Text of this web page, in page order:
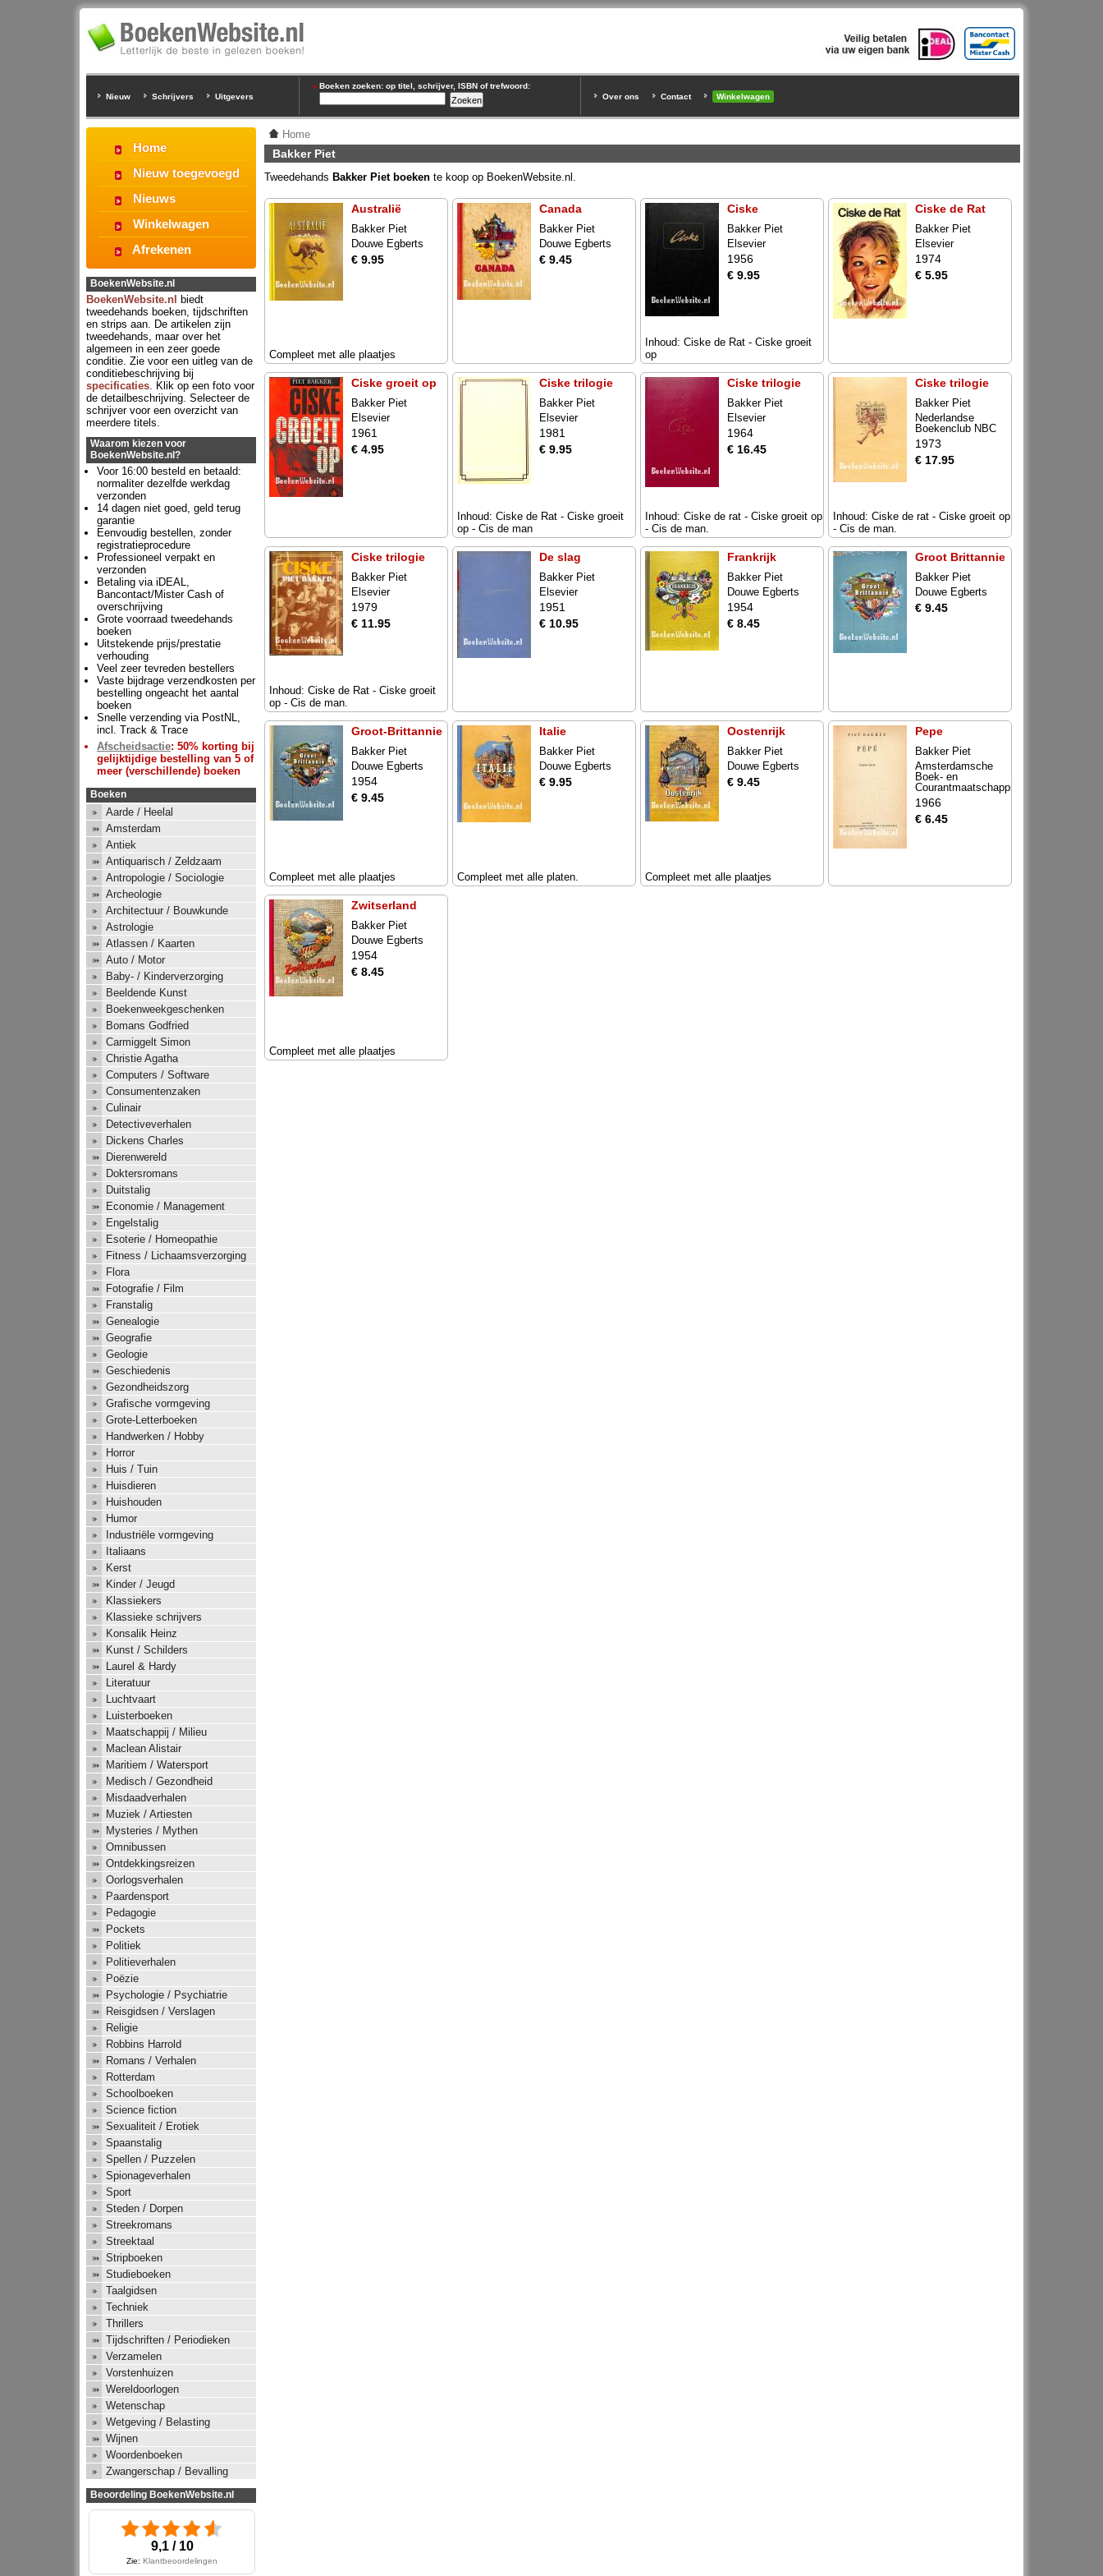
Nieuw Schrijvers Uitgevers
Boeken zoeken: op titel, schrijver, ISBN of trefwoord:
Over ons
Contact Winkelwagen
Home
Bakker Piet
Tweedehands Bakker Piet boeken te koop op BoekenWebsite.nl.
Australië
Bakker Piet
Douwe Egberts
€ 9.95
Compleet met alle plaatjes
Canada
Bakker Piet
Douwe Egberts
€ 9.45
Ciske
Bakker Piet
Elsevier
1956
€ 9.95
Inhoud: Ciske de Rat - Ciske groeit
op
Ciske de Rat
Bakker Piet
Elsevier
1974
€ 5.95
Ciske groeit op
Bakker Piet
Elsevier
1961
€ 4.95
Ciske trilogie
Bakker Piet
Elsevier
1981
€ 9.95
Inhoud: Ciske de Rat - Ciske groeit
op - Cis de man
Ciske trilogie
Bakker Piet
Elsevier
1964
€ 16.45
Inhoud: Ciske de rat - Ciske groeit op
- Cis de man.
Ciske trilogie
Bakker Piet
Nederlandse
Boekenclub NBC
1973
€ 17.95
Inhoud: Ciske de rat - Ciske groeit op
- Cis de man.
Ciske trilogie
Bakker Piet
Elsevier
1979
€ 11.95
Inhoud: Ciske de Rat - Ciske groeit
op - Cis de man.
De slag
Bakker Piet
Elsevier
1951
€ 10.95
Frankrijk
Bakker Piet
Douwe Egberts
1954
€ 8.45
Groot Brittannie
Bakker Piet
Douwe Egberts
€ 9.45
Groot-Brittannie
Bakker Piet
Douwe Egberts
1954
€ 9.45
Compleet met alle plaatjes
Italie
Bakker Piet
Douwe Egberts
€ 9.95
Compleet met alle platen.
Oostenrijk
Bakker Piet
Douwe Egberts
€ 9.45
Compleet met alle plaatjes
Pepe
Bakker Piet
Amsterdamsche
Boek- en
Courantmaatschappij
1966
€ 6.45
Zwitserland
Bakker Piet
Douwe Egberts
1954
€ 8.45
Compleet met alle plaatjes
Home
Nieuw toegevoegd
Nieuws
Winkelwagen
Afrekenen
BoekenWebsite.nl
BoekenWebsite.nl
biedt
tweedehands boeken, tijdschriften
en strips aan. De artikelen zijn
tweedehands, maar over het
algemeen in een zeer goede
conditie. Zie voor een uitleg van de
conditiebeschrijving bij
specificaties. Klik op een foto voor
de detailbeschrijving. Selecteer de
schrijver voor een overzicht van
meerdere titels.
Waarom kiezen voor
BoekenWebsite.nl?
Voor 16:00 besteld en betaald:
normaliter dezelfde werkdag
verzonden
14 dagen niet goed, geld terug
garantie
Eenvoudig bestellen, zonder
registratieprocedure
Professioneel verpakt en
verzonden
Betaling via iDEAL,
Bancontact/Mister Cash of
overschrijving
Grote voorraad tweedehands
boeken
Uitstekende prijs/prestatie
verhouding
Veel zeer tevreden bestellers
Vaste bijdrage verzendkosten per
bestelling ongeacht het aantal
boeken
Snelle verzending via PostNL,
incl. Track & Trace
Afscheidsactie: 50% korting bij
gelijktijdige bestelling van 5 of
meer (verschillende) boeken
Boeken
Aarde / Heelal
Amsterdam
Antiek
Antiquarisch / Zeldzaam
Antropologie / Sociologie
Archeologie
Architectuur / Bouwkunde
Astrologie
Atlassen / Kaarten
Auto / Motor
Baby- / Kinderverzorging
Beeldende Kunst
Boekenweekgeschenken
Bomans Godfried
Carmiggelt Simon
Christie Agatha
Computers / Software
Consumentenzaken
Culinair
Detectiveverhalen
Dickens Charles
Dierenwereld
Doktersromans
Duitstalig
Economie / Management
Engelstalig
Esoterie / Homeopathie
Fitness / Lichaamsverzorging
Flora
Fotografie / Film
Franstalig
Genealogie
Geografie
Geologie
Geschiedenis
Gezondheidszorg
Grafische vormgeving
Grote-Letterboeken
Handwerken / Hobby
Horror
Huis / Tuin
Huisdieren
Huishouden
Humor
Industriële vormgeving
Italiaans
Kerst
Kinder / Jeugd
Klassiekers
Klassieke schrijvers
Konsalik Heinz
Kunst / Schilders
Laurel & Hardy
Literatuur
Luchtvaart
Luisterboeken
Maatschappij / Milieu
Maclean Alistair
Maritiem / Watersport
Medisch / Gezondheid
Misdaadverhalen
Muziek / Artiesten
Mysteries / Mythen
Omnibussen
Ontdekkingsreizen
Oorlogsverhalen
Paardensport
Pedagogie
Pockets
Politiek
Politieverhalen
Poëzie
Psychologie / Psychiatrie
Reisgidsen / Verslagen
Religie
Robbins Harrold
Romans / Verhalen
Rotterdam
Schoolboeken
Science fiction
Sexualiteit / Erotiek
Spaanstalig
Spellen / Puzzelen
Spionageverhalen
Sport
Steden / Dorpen
Streekromans
Streektaal
Stripboeken
Studieboeken
Taalgidsen
Techniek
Thrillers
Tijdschriften / Periodieken
Verzamelen
Vorstenhuizen
Wereldoorlogen
Wetenschap
Wetgeving / Belasting
Wijnen
Woordenboeken
Zwangerschap / Bevalling
Beoordeling BoekenWebsite.nl
9,1 / 10
Zie: Klantbeoordelingen